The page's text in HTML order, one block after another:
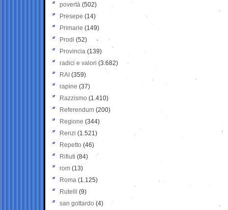
povertà (502)
Presepe (14)
Primarie (149)
Prodi (52)
Provincia (139)
radici e valori (3.682)
RAI (359)
rapine (37)
Razzismo (1.410)
Referendum (200)
Regione (344)
Renzi (1.521)
Repetto (46)
Rifiuti (84)
rom (13)
Roma (1.125)
Rutelli (9)
san gottardo (4)